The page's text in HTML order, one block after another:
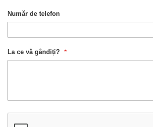
Număr de telefon
La ce vă gândiți?